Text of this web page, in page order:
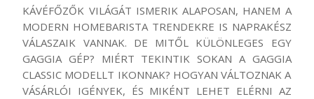
KÁVÉFŐZŐK VILÁGÁT ISMERIK ALAPOSAN, HANEM A
MODERN HOMEBARISTATRENDEKRE IS NAPRAKÉSZ
VÁLASZAIK VANNAK. DE MITŐL KÜLÖNLEGES EGY
GAGGIAGÉP? MIÉRT TEKINTIK SOKAN A GAGGIA
CLASSIC MODELLT IKONNAK? HOGYAN VÁLTOZNAK A
VÁSÁRLÓI IGÉNYEK, ÉS MIKÉNT LEHET ELÉRNI AZ